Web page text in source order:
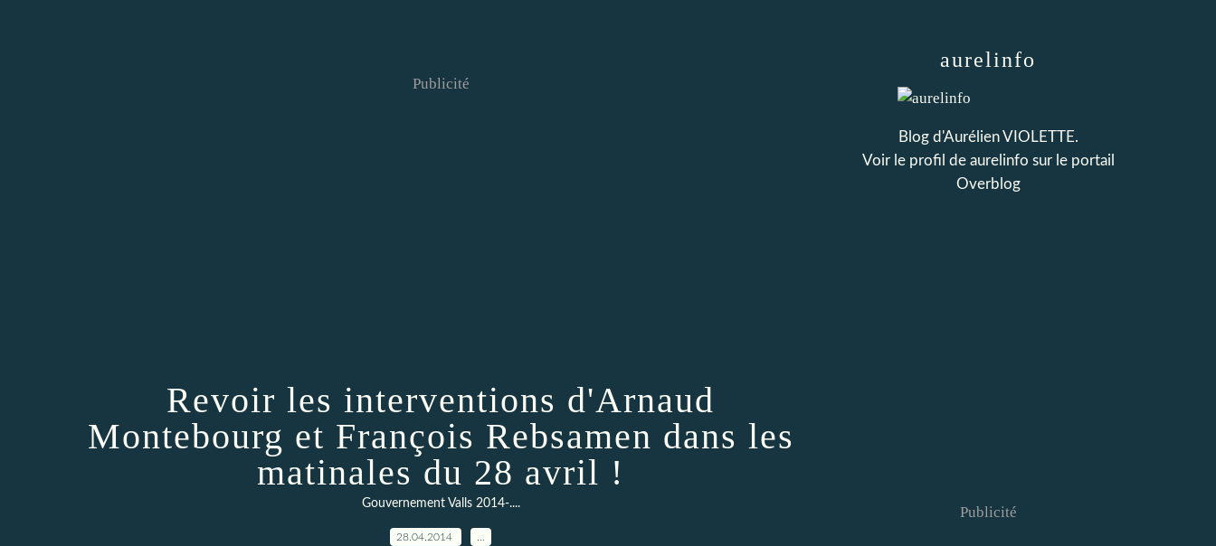
Publicité
Revoir les interventions d'Arnaud
Montebourg et François Rebsamen dans les
matinales du 28 avril !
Gouvernement Valls 2014-....
28.04.2014
aurelinfo
Blog d'Aurélien VIOLETTE.
Voir le profil de aurelinfo sur le portail
Overblog
Publicité